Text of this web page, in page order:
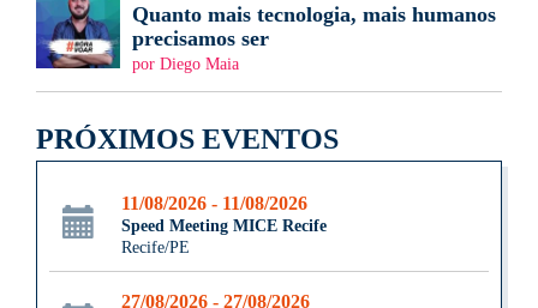
Quanto mais tecnologia, mais humanos
precisamos ser
por Diego Maia
PRÓXIMOS EVENTOS
11/08/2026 - 11/08/2026
Speed Meeting MICE Recife
Recife/PE
27/08/2026 - 27/08/2026